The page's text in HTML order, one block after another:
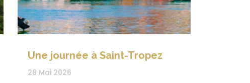
Une journée à Saint-Tropez
28 Mai 2026